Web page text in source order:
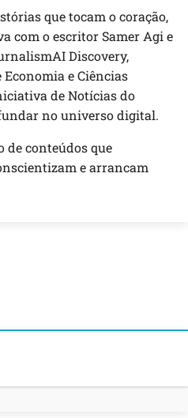
que tocam o coração,
com o escritor Samer Agi e
Discovery,
e Ciências
de Notícias do
no universo digital.
de conteúdos que
e arrancam